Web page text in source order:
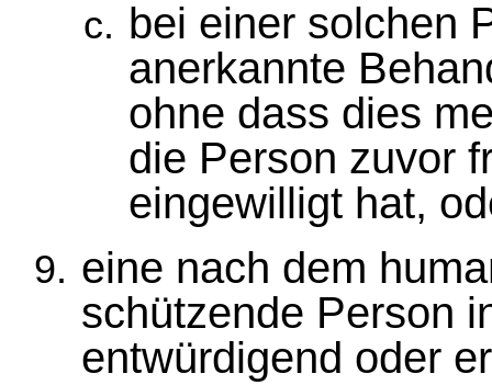
bei einer solchen
anerkannte
ohne dass dies
die Person zuvor
eingewilligt hat,
eine nach dem
schützende Person
entwürdigend oder